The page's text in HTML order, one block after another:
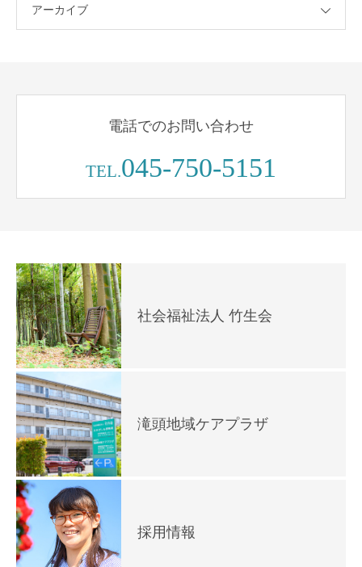
アーカイブ
電話でのお問い合わせ
TEL.045-750-5151
社会福祉法人 竹生会
滝頭地域ケアプラザ
採用情報